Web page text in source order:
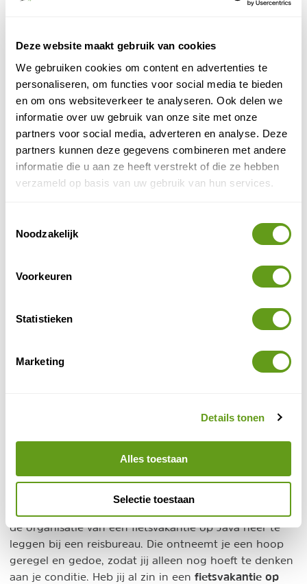
Deze website maakt gebruik van cookies
We gebruiken cookies om content en advertenties te
personaliseren, om functies voor social media te bieden
en om ons websiteverkeer te analyseren. Ook delen we
informatie over uw gebruik van onze site met onze
partners voor social media, adverteren en analyse. Deze
partners kunnen deze gegevens combineren met andere
informatie die u aan ze heeft verstrekt of die ze hebben
verzameld op basis van uw gebruik van hun services.
Noodzakelijk
Voorkeuren
Statistieken
Marketing
Details tonen
Alles toestaan
Selectie toestaan
naar de tempel van Borobudur, zie de bouwsteen van
van een schitterend vergezicht.
Riksja Indonesie - Fietsen naar Borobudur
Individuele reis
3-daagse bouwsteen, waarbij je vanaf Jogjakarta
op de fiets naar de top bezienswaardigheid van
Java fietst: Borobudur.
BEKIJK
Merapi - Fietstour
Merapi is dé Indonesië specialist van Nederland en
3. Fietsen in Solo
noordoosten van Jogjakarta. In deze omgeving kan je
bezienswaardigheden, zoals het Dullah Museum, het
Je kan op eigen houtje een mooie route en
de organisatie van een fietsvakantie op Java neer te
leggen bij een reisbureau. Die ontneemt je een hoop
geregel en gedoe, zodat jij alleen nog hoeft te denken
aan je conditie. Heb jij al zin in een fietsvakantie op